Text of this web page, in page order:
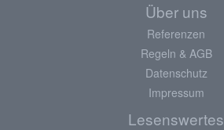
Über uns
Referenzen
Regeln & AGB
Datenschutz
Impressum
Lesenswertes